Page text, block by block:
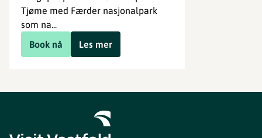
Tjøme med Færder nasjonalpark
som na...
Book nå
Les mer